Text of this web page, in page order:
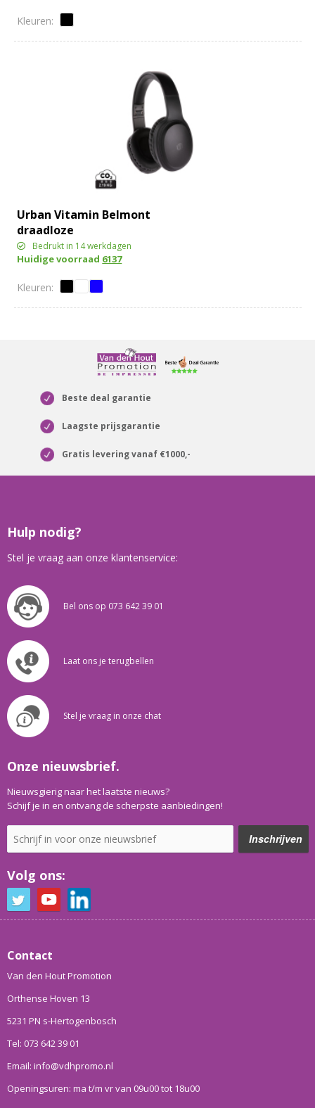
Urban Vitamin Belmont
draadloze
hoofdtelefoon
Bedrukt in 14 werkdagen
Huidige voorraad 6137
Beste deal garantie
Laagste prijsgarantie
Gratis levering vanaf €1000,-
Hulp nodig?
Stel je vraag aan onze klantenservice:
Bel ons op 073 642 39 01
Laat ons je terugbellen
Stel je vraag in onze chat
Onze nieuwsbrief.
Nieuwsgierig naar het laatste nieuws?
Schijf je in en ontvang de scherpste aanbiedingen!
Volg ons:
Contact
Van den Hout Promotion
Orthense Hoven 13
5231 PN s-Hertogenbosch
Tel: 073 642 39 01
Email: info@vdhpromo.nl
Openingsuren: ma t/m vr van 09u00 tot 18u00